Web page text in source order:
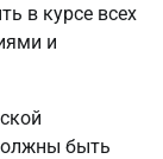
в курсе всех
и
быть